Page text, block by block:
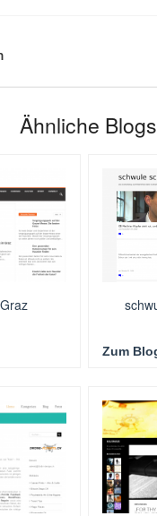
Ähnliche Blogs
Zum